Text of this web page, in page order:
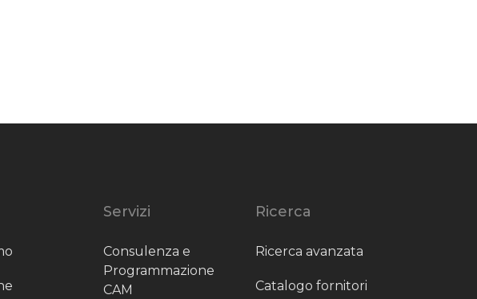
Servizi
Consulenza e
Programmazione
CAM
Ricerca
Ricerca avanzata
Catalogo fornitori